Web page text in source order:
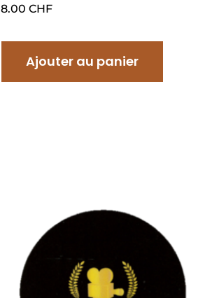
8.00 CHF
Ajouter au panier